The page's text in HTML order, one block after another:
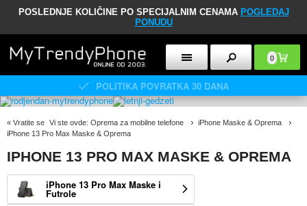
POSLEDNJE KOLIČINE PO SPECIJALNIM CENAMA POGLEDAJ
PONUDU
0
POLITIKA POVRATKA 30 DANA
« Vratite se Vi ste ovde: Oprema za mobilne telefone
iPhone Maske & Oprema
iPhone 13 Pro Max Maske & Oprema
IPHONE 13 PRO MAX MASKE & OPREMA
iPhone 13 Pro Max Maske i
Futrole